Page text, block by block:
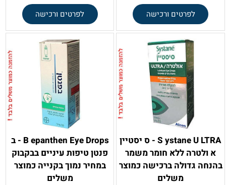
לפרטים ורכישה לפרטים ורכישה
S ystane U LTRA - ס יסטיין
א ולטרה ללא חומר משמר
בהנחה גדולה ברכישה כמוצר
משלים
B epanthen Eye Drops - ב
פנטן טיפות עיניים בבקבוק
במחיר נמוך בקנייה כמוצר
משלים